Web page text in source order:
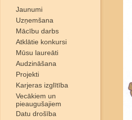
Jaunumi
Uzņemšana
Mācību darbs
Atklātie konkursi
Mūsu laureāti
Audzināšana
Projekti
Karjeras izglītība
Vecākiem un
pieaugušajiem
Datu drošība